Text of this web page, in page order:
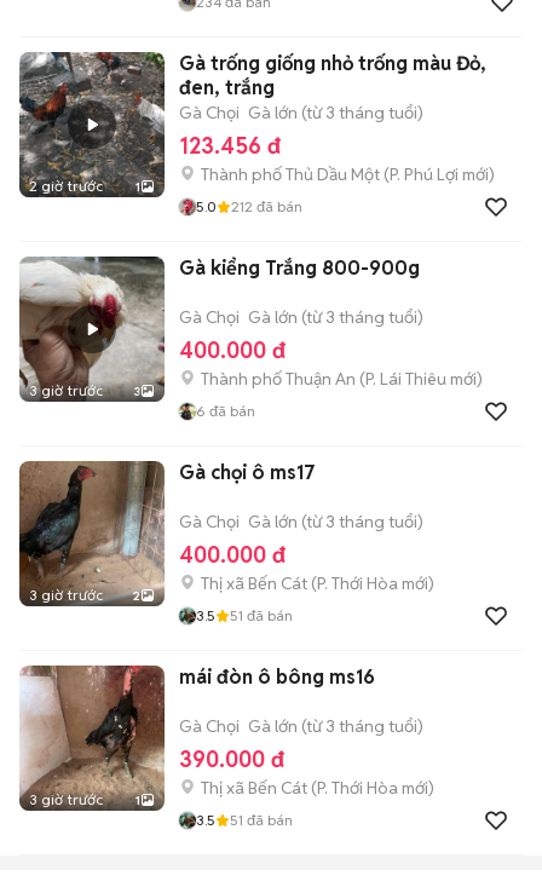
2 giờ trước 1
Gà trống giống nhỏ trống màu Đỏ,
đen, trắng
Gà Chọi Gà lớn (từ 3 tháng tuổi)
123.456 đ
Thành phố Thủ Dầu Một (P. Phú Lợi mới)
5.0 212 đã bán
3 giờ trước 3
Gà kiểng Trắng 800-900g
Gà Chọi Gà lớn (từ 3 tháng tuổi)
400.000 đ
Thành phố Thuận An (P. Lái Thiêu mới)
6 đã bán
3 giờ trước 2
Gà chọi ô ms17
Gà Chọi Gà lớn (từ 3 tháng tuổi)
400.000 đ
Thị xã Bến Cát (P. Thới Hòa mới)
3.5 51 đã bán
3 giờ trước 1
mái đòn ô bông ms16
Gà Chọi Gà lớn (từ 3 tháng tuổi)
390.000 đ
Thị xã Bến Cát (P. Thới Hòa mới)
3.5 51 đã bán